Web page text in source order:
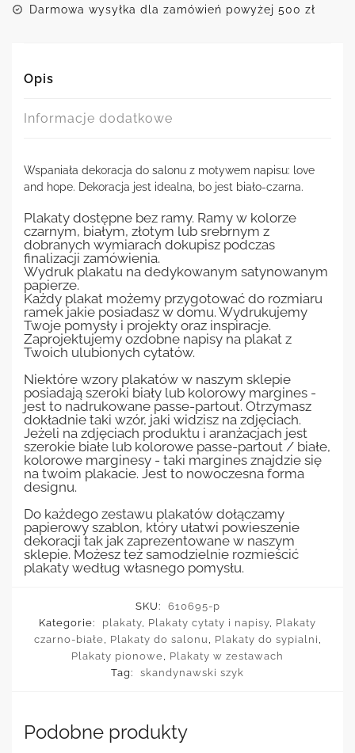
Darmowa wysyłka dla zamówień powyżej 500 zł
Opis
Informacje dodatkowe
Wspaniała dekoracja do salonu z motywem napisu: love
and hope. Dekoracja jest idealna, bo jest biało-czarna.
Plakaty dostępne bez ramy. Ramy w kolorze
czarnym, białym, złotym lub srebrnym z
dobranych wymiarach dokupisz podczas
finalizacji zamówienia.
Wydruk plakatu na dedykowanym satynowanym
papierze.
Każdy plakat możemy przygotować do rozmiaru
ramek jakie posiadasz w domu. Wydrukujemy
Twoje pomysły i projekty oraz inspiracje.
Zaprojektujemy ozdobne napisy na plakat z
Twoich ulubionych cytatów.
Niektóre wzory plakatów w naszym sklepie
posiadają szeroki biały lub kolorowy margines -
jest to nadrukowane passe-partout. Otrzymasz
dokładnie taki wzór, jaki widzisz na zdjęciach.
Jeżeli na zdjęciach produktu i aranżacjach jest
szerokie białe lub kolorowe passe-partout / białe,
kolorowe marginesy - taki margines znajdzie się
na twoim plakacie. Jest to nowoczesna forma
designu.
Do każdego zestawu plakatów dołączamy
papierowy szablon, który ułatwi powieszenie
dekoracji tak jak zaprezentowane w naszym
sklepie. Możesz też samodzielnie rozmieścić
plakaty według własnego pomysłu.
SKU:
610695-p
Kategorie:
plakaty, Plakaty cytaty i napisy, Plakaty
czarno-białe, Plakaty do salonu , Plakaty do sypialni ,
Plakaty pionowe, Plakaty w zestawach
Tag:
skandynawski szyk
Podobne produkty